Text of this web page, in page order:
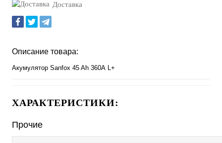
Доставка
Описание товара:
Акумулятор Sanfox 45 Ah 360А L+
ХАРАКТЕРИСТИКИ:
Прочие